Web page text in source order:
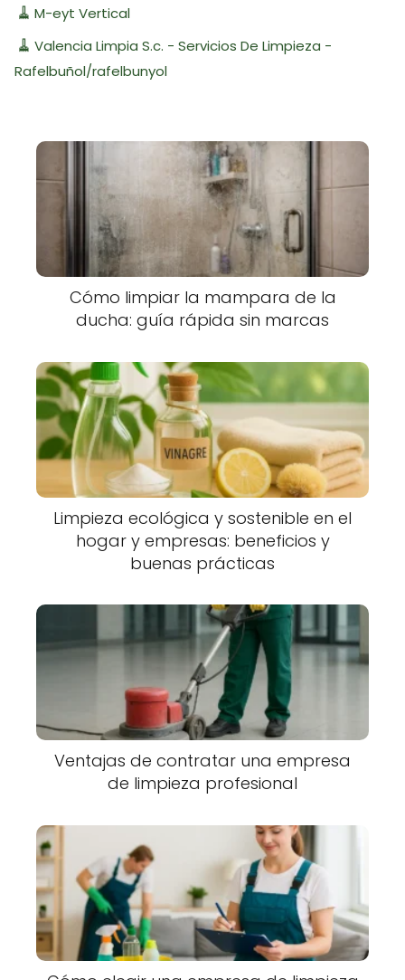
🧹 M-eyt Vertical
🧹 Valencia Limpia S.c. - Servicios De Limpieza -
Rafelbuñol/rafelbunyol
Cómo limpiar la mampara de la
ducha: guía rápida sin marcas
Limpieza ecológica y sostenible en el
hogar y empresas: beneficios y
buenas prácticas
Ventajas de contratar una empresa
de limpieza profesional